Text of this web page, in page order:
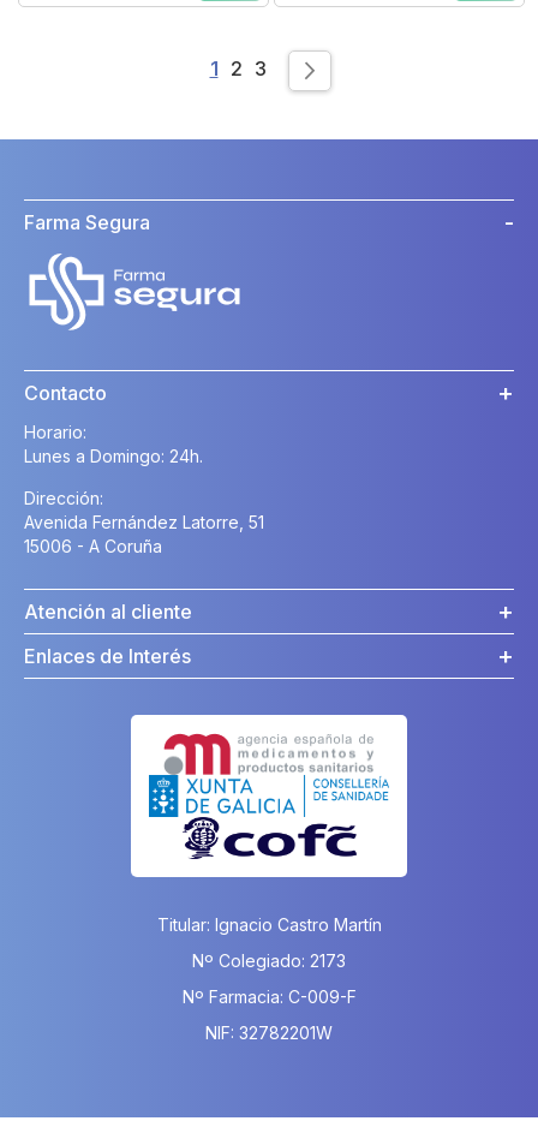
Page
You're currently reading page
1 Page
2 Page
3
Farma Segura
Contacto
Horario:
Lunes a Domingo: 24h.
Dirección:
Avenida Fernández Latorre, 51
15006 - A Coruña
Atención al cliente
Enlaces de Interés
Titular: Ignacio Castro Martín
Nº Colegiado: 2173
Nº Farmacia: C-009-F
NIF: 32782201W